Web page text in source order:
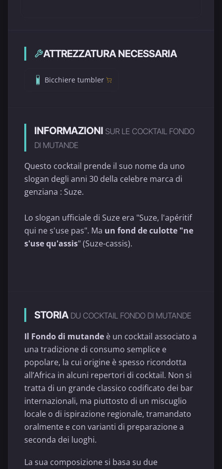
ATTREZZATURA NECESSARIA
Bicchiere tumbler
INFORMAZIONI SUR LE COCKTAIL FONDO
DI MUTANDE
Questo cocktail prende il suo nome da uno
slogan degli anni 30 della celebre marca di
genziana : Suze.
Lo slogan ufficiale di Suze era "Suze, l'apéritif
qui ne s'use pas". Ma un fond de culotte "ne
s'use qu'assis" (Suze-cassis).
STORIA DU COCKTAIL FONDO DI MUTANDE
Il Fondo di mutande è un cocktail associato a
una tradizione di consumo semplice e
popolare, la cui origine è spesso ricondotta
all’Africa in alcuni repertori di cocktail. Non si
tratta di un grande classico codificato dei bar
internazionali, ma piuttosto di un miscuglio
locale o di ispirazione regionale, tramandato
oralmente e con varianti di preparazione a
seconda dei luoghi.
La sua composizione si basa su due